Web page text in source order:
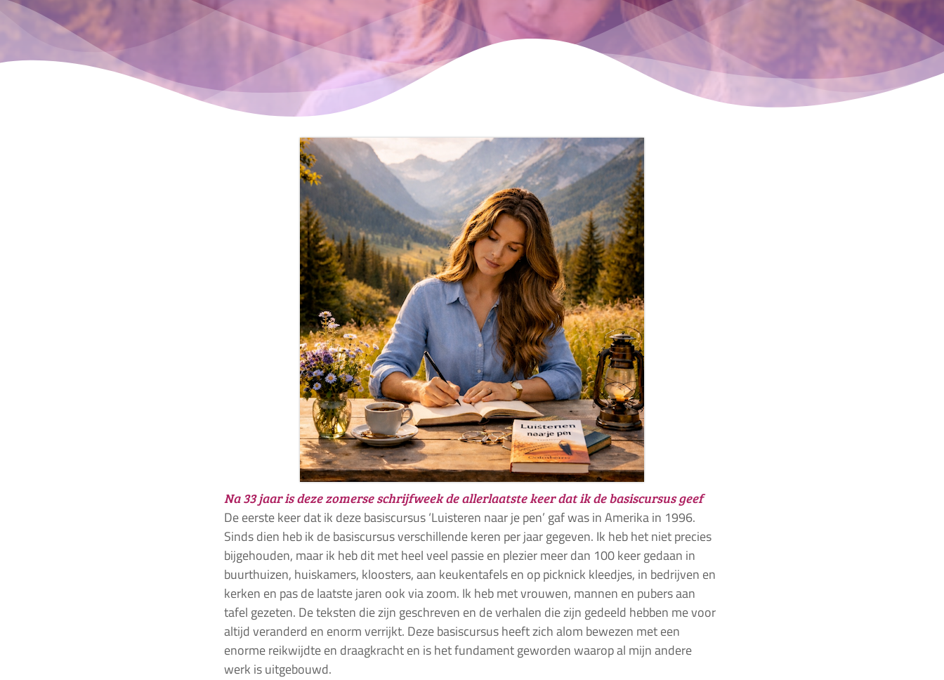
Na 33 jaar is deze zomerse schrijfweek de allerlaatste keerdat ik de basiscursus geef
De eerste keer dat ik deze basiscursus ‘Luisteren naar je pen’ gaf was in Amerika in 1996.
Sinds dien heb ik de basiscursus verschillende keren per jaar gegeven. Ik heb het niet precies
bijgehouden, maar ik heb dit met heel veel passie en plezier meer dan 100 keer gedaan in
buurthuizen, huiskamers, kloosters, aan keukentafels en op picknick kleedjes, in bedrijven en
kerken en pas de laatste jaren ook via zoom. Ik heb met vrouwen, mannen en pubers aan
tafel gezeten. De teksten die zijn geschreven en de verhalen die zijn gedeeld hebben me voor
altijd veranderd en enorm verrijkt. Deze basiscursus heeft zich alom bewezen met een
enorme reikwijdte en draagkracht en is het fundament geworden waarop al mijn andere
werk is uitgebouwd.